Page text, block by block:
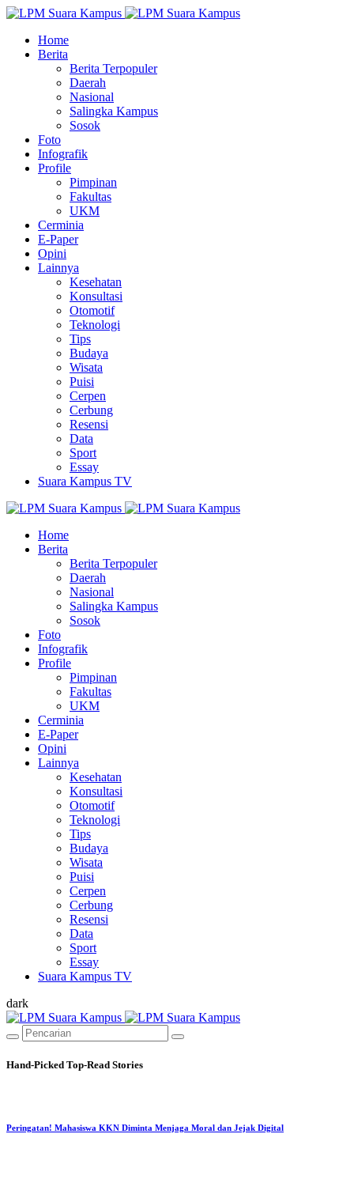
Home
Berita
Berita Terpopuler
Daerah
Nasional
Salingka Kampus
Sosok
Foto
Infografik
Profile
Pimpinan
Fakultas
UKM
Cerminia
E-Paper
Opini
Lainnya
Kesehatan
Konsultasi
Otomotif
Teknologi
Tips
Budaya
Wisata
Puisi
Cerpen
Cerbung
Resensi
Data
Sport
Essay
Suara Kampus TV
Home
Berita
Berita Terpopuler
Daerah
Nasional
Salingka Kampus
Sosok
Foto
Infografik
Profile
Pimpinan
Fakultas
UKM
Cerminia
E-Paper
Opini
Lainnya
Kesehatan
Konsultasi
Otomotif
Teknologi
Tips
Budaya
Wisata
Puisi
Cerpen
Cerbung
Resensi
Data
Sport
Essay
Suara Kampus TV
dark
Hand-Picked Top-Read Stories
Peringatan! Mahasiswa KKN Diminta Menjaga Moral dan Jejak Digital